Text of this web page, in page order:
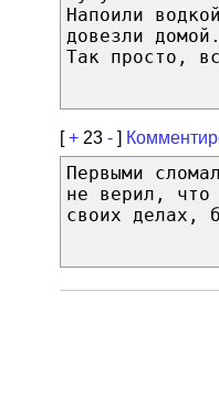
Напоили
довезли домой.
Так просто,
[+ 23 - ]
Первыми
не верил, что
своих делах,